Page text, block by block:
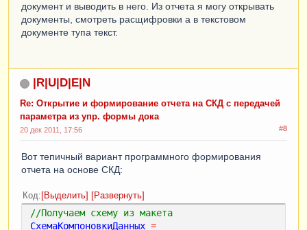
документ и выводить в него. Из отчета я могу открывать
документы, смотреть расщифровки а в текстовом
документе тупа текст.
|R|U|D|E|N
Re: Открытие и формирование отчета на СКД с передачей
параметра из упр. формы дока
#8
20 дек 2011, 17:56
Вот тепичный вариант программного формирования
отчета на основе СКД:
Код Выделить Развернуть
//Получаем схему из макета
СхемаКомпоновкиДанных =